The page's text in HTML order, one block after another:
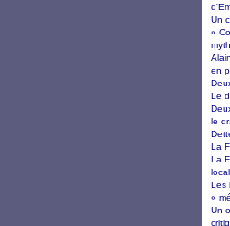
Un
«
en
Le
le
La
La
Les
«
Un